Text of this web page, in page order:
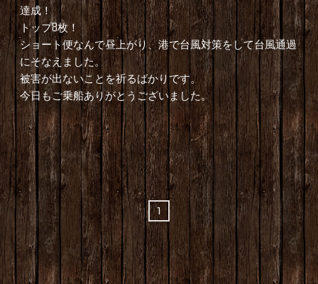
達成！
トップ8枚！
ショート便なんで昼上がり、港で台風対策をして台風通過
にそなえました。
被害が出ないことを祈るばかりです。
今日もご乗船ありがとうございました。
1